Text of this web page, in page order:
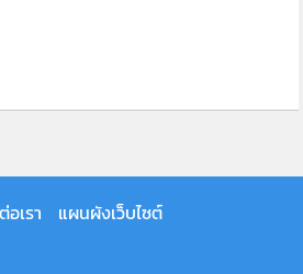
เรา
แผนผังเว็บไซต์